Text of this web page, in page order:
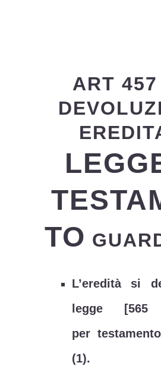
ART 457
TO
L’eredità si
legge
per
(1).